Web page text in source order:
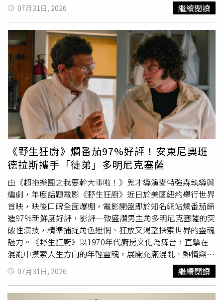
哈薩克族（Kazakh）。美國國土安全部主管貿易與經濟安
全事務的助理部長庫爾庫梅利斯（Aris Kourkoumelis）表
示：「進口商應該明白，任何試圖規避今天措施，並明知故
犯進口涉及強迫勞動生產商品者，都將依法追究到底。」北
京方面則始終否認有關大規模拘禁、侵犯人權及強迫勞動的
指控，並表示相關指控主要針對維吾爾族群。中國駐美國大
使館發言人譴責美方此次新增制裁名單，稱所謂強迫勞動的
指控「完全是謊言」，「中國法律明確禁止強迫勞動。中國
堅決反對美國利用所謂『強迫勞動』議題抹黑中國、干涉中
國內政，並打壓中國企業。」此次公布的黑名單，也為美國
本週一系列針對具有商業利益中國企業的升級措施畫下句
點。本週稍早，美國政府宣布禁止進口新型中國製機器人及
功率逆變器（Power Inverters），理由是涉及國家安全及
供應鏈脆弱性。此外，白宮也對一批中國大陸及香港航運公
司祭出制裁，指控這些公司營運的船舶涉嫌將伊朗石油運往
中國。
券四人優惠組」$3,560，旅客可依喜好選擇精緻西式料理或
壽喜燒套餐；首次登場的「御膳套餐雙人餐券」$1,400起，
菜與在地風味，讓旅客享受更具儀式感的午間餐敘。晶華國
際酒店集團今年則以「吃喝玩樂一站購足」為主軸推出多款
超值優惠券，其中最受矚目的三大必買亮點為azie「爐烤厚
切日本A5和牛排12oz雙人分享餐」、北投泉源閣「總舖師
酒家宴席十人桌菜」及故宮晶華「晶華好味道平日晚餐四人
合菜優惠券」，展場單筆消費滿1萬元，前30名再加贈栢麗
廳平日下午茶單人招待券(價值1,298元)。台灣美食展夢幻
餐券、住宿券1.9折起，各地方縣市政府亦帶來極具在地特
色的美食。圖為屏東館。（圖／屏東縣政府提供）天成飯店
集團推出各式美食餐券，包括米其林餐盤推薦頂級牛排館極
致美饌通用券、五星級飯店平日自助午晚餐或假日下午茶餐
券、平日粵式港點兌換券、招牌烤鴨四人合菜券、台北人氣
餐酒館饗食通用券等下殺5.1折起。於旅展現場加入會員，
有機會抽中價值NT$20,000+10%的天成逸旅-蝴蝶谷會館精
緻客房平旺日雙人住宿券。海霸王集團推出超值美食餐券，
最低下殺至5折起，人氣「日式雙人海陸套餐」只要688
元，「16OZ和風海陸雙人鍋」也只要788元，即可享用澎
湃大肉盤搭配新鮮海鮮拼盤；熱銷桌菜「好霸料理」全新升
級版，10人桌席原價8,000元+10%，特價5,000元，即可品
嚐道以
為主的豐盛料理。交通部觀光署則呼應大會主
題，邀請民眾走進「臺灣觀光館」，集結54家特色業者共襄
盛舉。開展當日觀光署特別邀請味全龍啦啦隊小龍女，化身
07月31日, 2026 繼續閱讀
《野生狂廚》爛番茄97%好評！安東尼奧班
德拉斯攜手「徒弟」多明尼克塞薩
由《超拖樂團之我要幹大事啦！》鬼才導演麥特強森執導與
編劇，年度話題電影《野生狂廚》近日於美國紐約舉行世界
首映，映後口碑全面爆棚，電影開盤即於知名網站爛番茄締
造97%新鮮度好評，影評一致盛讚男主角多明尼克塞薩的突
破性演技，精準捕捉角色迷惘、狂放又渴望探索世界的靈魂
魅力。《野生狂廚》以1970年代廚房文化為舞台，直擊在
混亂中摸索人生方向的年輕靈魂，展開充滿混亂、熱情與未
知的青春篇章。擅長融合紀錄真實感與劇情敘事的鬼才導演
麥特強森，身兼《野生狂廚》導演與編劇，這次以狂放手法
直擊廚房職人的熱血與生命軌跡。為了打造電影中1970年
07月31日, 2026 繼續閱讀